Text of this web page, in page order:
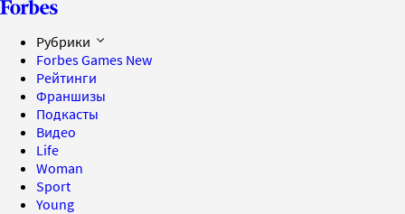
Рубрики
Forbes Games New
Рейтинги
Франшизы
Подкасты
Видео
Life
Woman
Sport
Young